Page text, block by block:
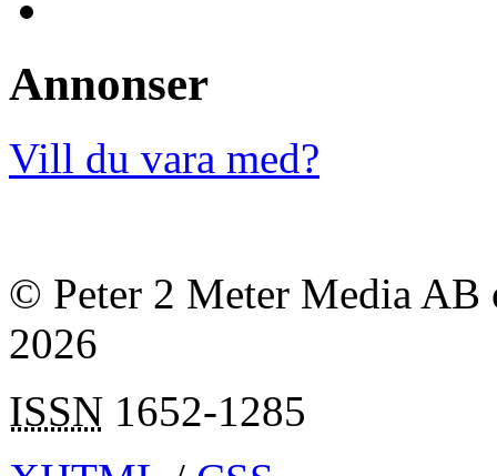
Annonser
Vill du vara med?
© Peter 2 Meter Media AB
2026
ISSN 1652-1285